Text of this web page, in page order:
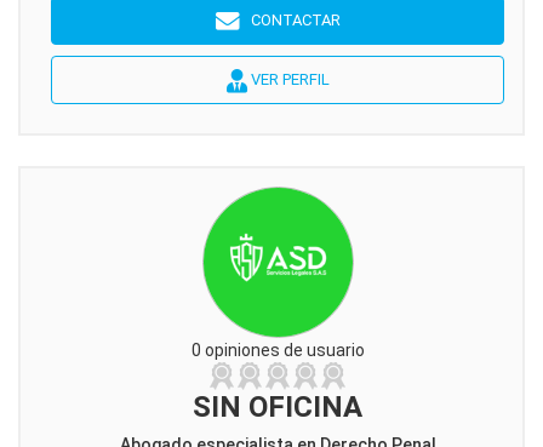
CONTACTAR
VER PERFIL
0 opiniones de usuario
SIN OFICINA